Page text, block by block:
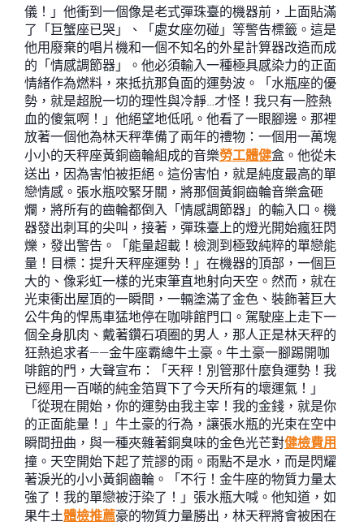
儀！」他衝到一個像是老式彈珠臺的機器前，上面貼滿
了「巨蟹座已哭」、「處女座勿碰」等警告標籤。這是
他用廢棄的唱片機和一個不知名的外星計算器改造而成
的「情感調節器」。他必須輸入一種極具感染力的正面
情緒作為燃料，來抵抗那負面的運勢波。「水瓶座的優
勢，就是超脫一切的理性與冷靜…才怪！我只有一腔熱
血的傻氣啊！」他絕望地低吼。他看了一眼腳邊。那裡
放著一個他為林天秤準備了兩年的禮物：一個用一萬塊
小小的天秤座黃銅齒輪組成的音樂勞工體健盒。他從未
送出，因為害怕被拒絕。這份害怕，就是純度最高的單
戀情感。張水瓶咬緊牙關，將那個黃銅齒輪音樂盒砸
爛，將所有的齒輪都倒入「情感調節器」的輸入口。機
器發出刺耳的尖叫，接著，彈珠臺上的燈光開始瘋狂閃
爍，發出警告。「能量超載！檢測到極致純粹的單戀能
量！目標：提升天秤座運勢！」在機器的頂部，一個巨
大的、像彩虹一樣的光束筆直地射向天空。然而，就在
光束衝出屋頂的一瞬間，一輛塗滿了金色、裝飾著巨大
公牛角的悍馬車猛地停在咖啡館門口。駕駛座上走下一
個全身肌肉、戴著鑽石項圈的男人，那人正是林天秤的
狂熱追求者——金牛座霸總牛土豪。牛土豪一腳踢開咖
啡館的門，大聲宣布：「天秤！別管那什麼負運勢！我
已經用一百噸的純金箔買下了今天所有的壞運氣！」
「從現在開始，你的運勢由我主宰！我的金錢，就是你
的正面能量！」牛土豪的行為，讓張水瓶的光束在空中
瞬間扭曲，與一種夾雜著銅臭味的金色光芒對健檢費用
撞。天空開始下起了荒謬的雨。雨點不是水，而是閃耀
著淚光的小小黃銅齒輪。「不行！金牛座的物質力量太
強了！我的單戀被汙染了！」張水瓶大喊。他知道，如
果牛土體檢推薦豪的物質力量勝出，林天秤將會被困在